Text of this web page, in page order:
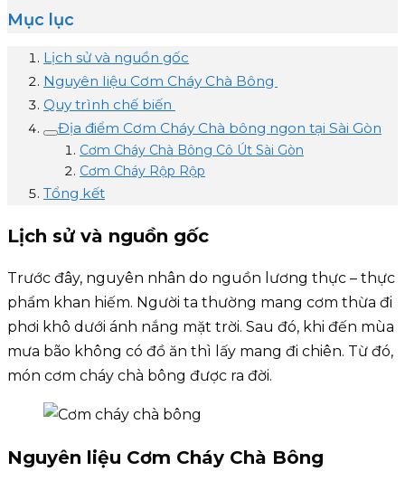
Mục lục
Lịch sử và nguồn gốc
Nguyên liệu Cơm Cháy Chà Bông
Quy trình chế biến
Địa điểm Cơm Cháy Chà bông ngon tại Sài Gòn
Cơm Cháy Chà Bông Cô Út Sài Gòn
Cơm Cháy Rộp Rộp
Tổng kết
Lịch sử và nguồn gốc
Trước đây, nguyên nhân do nguồn lương thực – thực
phẩm khan hiếm. Người ta thường mang cơm thừa đi
phơi khô dưới ánh nắng mặt trời. Sau đó, khi đến mùa
mưa bão không có đồ ăn thì lấy mang đi chiên. Từ đó,
món cơm cháy chà bông được ra đời.
Nguyên liệu Cơm Cháy Chà Bông